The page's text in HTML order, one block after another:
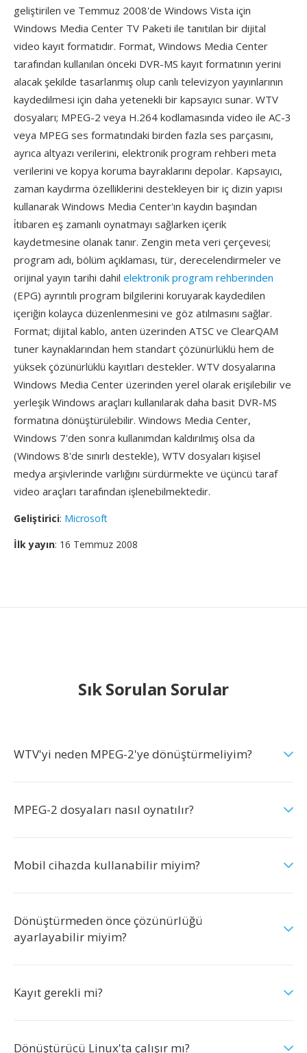
geliştirilen ve Temmuz 2008'de Windows Vista için
Windows Media Center TV Paketi ile tanıtılan bir dijital
video kayıt formatıdır. Format, Windows Media Center
tarafından kullanılan önceki DVR-MS kayıt formatının yerini
alacak şekilde tasarlanmış olup canlı televizyon yayınlarının
kaydedilmesi için daha yetenekli bir kapsayıcı sunar. WTV
dosyaları; MPEG-2 veya H.264 kodlamasında video ile AC-3
veya MPEG ses formatındaki birden fazla ses parçasını,
ayrıca altyazı verilerini, elektronik program rehberi meta
verilerini ve kopya koruma bayraklarını depolar. Kapsayıcı,
zaman kaydırma özelliklerini destekleyen bir iç dizin yapısı
kullanarak Windows Media Center'ın kaydın başından
i̇tibaren eş zamanlı oynatmayı sağlarken içerik
kaydetmesine olanak tanır. Zengin meta veri çerçevesi;
program adı, bölüm açıklaması, tür, derecelendirmeler ve
orijinal yayın tarihi dahil elektronik program rehberinden
(EPG) ayrıntılı program bilgilerini koruyarak kaydedilen
içeriğin kolayca düzenlenmesini ve göz atılmasını sağlar.
Format; dijital kablo, anten üzerinden ATSC ve ClearQAM
tuner kaynaklarından hem standart çözünürlüklü hem de
yüksek çözünürlüklü kayıtları destekler. WTV dosyalarına
Windows Media Center üzerinden yerel olarak erişilebilir ve
yerleşik Windows araçları kullanılarak daha basit DVR-MS
formatına dönüştürülebilir. Windows Media Center,
Windows 7'den sonra kullanımdan kaldırılmış olsa da
(Windows 8'de sınırlı destekle), WTV dosyaları kişisel
medya arşivlerinde varlığını sürdürmekte ve üçüncü taraf
video araçları tarafından işlenebilmektedir.
Geliştirici: Microsoft
İlk yayın: 16 Temmuz 2008
Sık Sorulan Sorular
WTV'yi neden MPEG-2'ye dönüştürmeliyim?
MPEG-2 dosyaları nasıl oynatılır?
Mobil cihazda kullanabilir miyim?
Dönüştürmeden önce çözünürlüğü
ayarlayabilir miyim?
Kayıt gerekli mi?
Dönüştürücü Linux'ta çalışır mı?